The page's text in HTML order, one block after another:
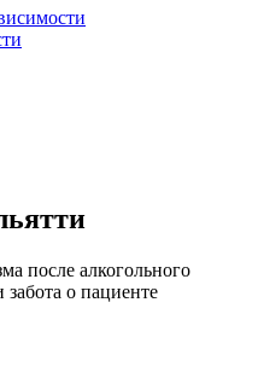
после алкогольного
о пациенте